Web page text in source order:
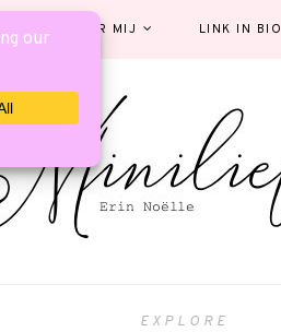
OVER MIJ LINK IN BIO
EXPLORE